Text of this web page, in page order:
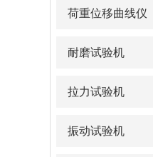
荷重位移曲线仪
耐磨试验机
拉力试验机
振动试验机